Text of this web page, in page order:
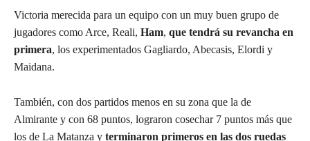
Victoria merecida para un equipo con un muy buen grupo de
jugadores como Arce, Reali, Ham, que tendrá su revancha en
primera, los experimentados Gagliardo, Abecasis, Elordi y
Maidana.
También, con dos partidos menos en su zona que la de
Almirante y con 68 puntos, lograron cosechar 7 puntos más que
los de La Matanza y terminaron primeros en las dos ruedas